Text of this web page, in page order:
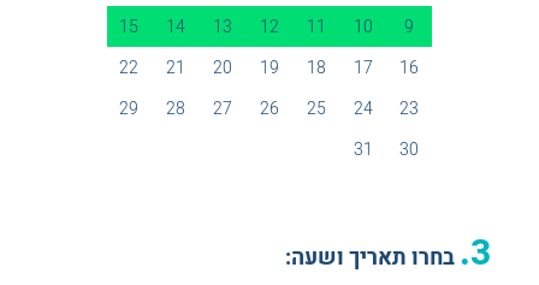
9
10
11
12
13
14
15
16
17
18
19
20
21
22
23
24
25
26
27
28
29
30
31
3. בחרו תאריך ושעה: